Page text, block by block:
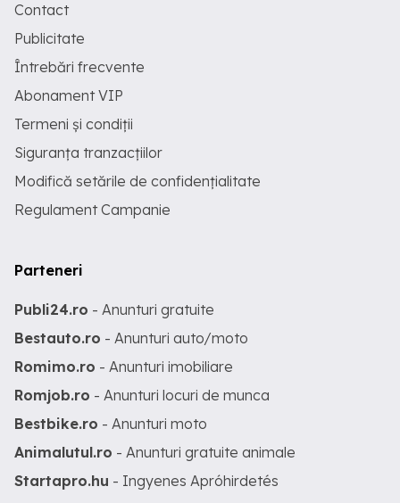
Contact
Publicitate
Întrebări frecvente
Abonament VIP
Termeni și condiții
Siguranța tranzacțiilor
Modifică setările de confidențialitate
Regulament Campanie
Parteneri
Publi24.ro - Anunturi gratuite
Bestauto.ro - Anunturi auto/moto
Romimo.ro - Anunturi imobiliare
Romjob.ro - Anunturi locuri de munca
Bestbike.ro - Anunturi moto
Animalutul.ro - Anunturi gratuite animale
Startapro.hu - Ingyenes Apróhirdetés